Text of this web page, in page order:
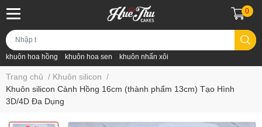
khuôn hoa hồng khuôn hoa sen khuôn nhấn xôi
0
Trang chủ / Khuôn silicon /
Khuôn silicon Cành Hồng 16cm (thành phẩm 13cm) Tạo Hình
3D/4D Đa Dụng